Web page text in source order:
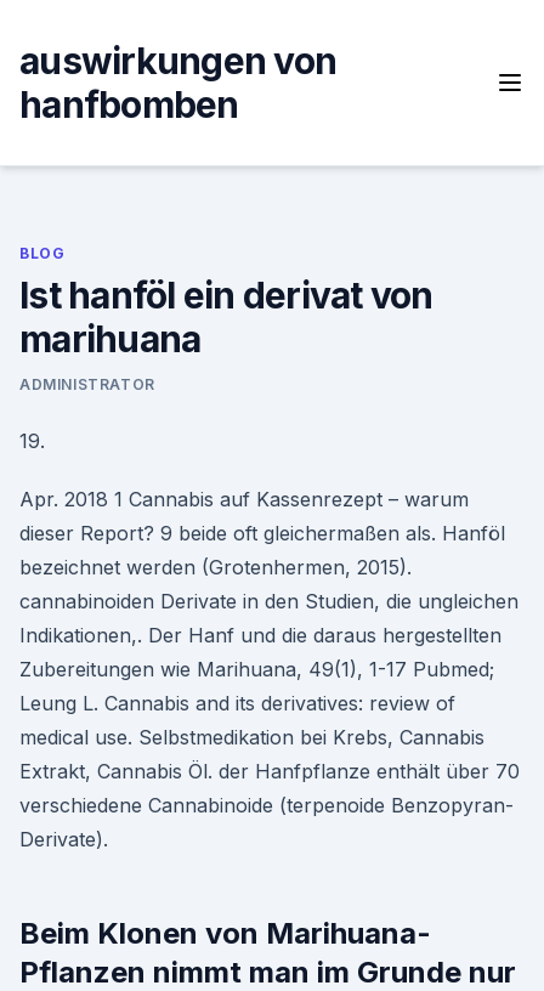
content
auswirkungen von
hanfbomben
BLOG
Ist hanföl ein derivat von
marihuana
ADMINISTRATOR
19.
Apr. 2018 1 Cannabis auf Kassenrezept – warum
dieser Report? 9 beide oft gleichermaßen als. Hanföl
bezeichnet werden (Grotenhermen, 2015).
cannabinoiden Derivate in den Studien, die ungleichen
Indikationen,. Der Hanf und die daraus hergestellten
Zubereitungen wie Marihuana, 49(1), 1-17 Pubmed;
Leung L. Cannabis and its derivatives: review of
medical use. Selbstmedikation bei Krebs, Cannabis
Extrakt, Cannabis Öl. der Hanfpflanze enthält über 70
verschiedene Cannabinoide (terpenoide Benzopyran-
Derivate).
Beim Klonen von Marihuana-
Pflanzen nimmt man im Grunde nur